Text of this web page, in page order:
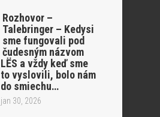
Rozhovor –
Talebringer – Kedysi
sme fungovali pod
čudesným názvom
LËS a vždy keď sme
to vyslovili, bolo nám
do smiechu…
jan 30, 2026